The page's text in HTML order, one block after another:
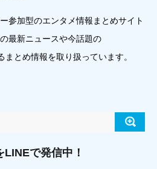
参加型のエンタメ情報まとめサイト
最新ニュースや今話題の
とめ情報を取り扱っています。
で発信中！